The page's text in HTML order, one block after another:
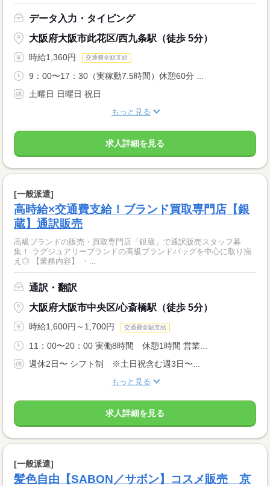
データ入力・タイピング
大阪府大阪市此花区/西九条駅（徒歩 5分）
時給1,360円 交通費全額支給
9：00〜17：30（実稼動7.5時間）休憩60分 ...
土曜日 日曜日 祝日
もっと見る
求人詳細を見る
[一般派遣]
高時給×交通費支給！ブランド買取専門店【銀
蔵】通訳販売
高級ブランドの販売・買取専門店「銀蔵」で通訳販売スタッフ募
集！ ラグジュアリーブランドの高級ブランドバッグを中心に取り揃
え◎ 【業務内容】 ・...
通訳・翻訳
大阪府大阪市中央区/心斎橋駅（徒歩 5分）
時給1,600円～1,700円 交通費全額支給
11：00〜20：00 実働8時間 休憩1時間 営業...
週休2日〜 シフト制 ※土日祝含む週3日〜...
もっと見る
求人詳細を見る
[一般派遣]
髪色自由【SABON／サボン】コスメ販売 京